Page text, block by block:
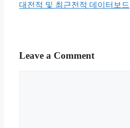
대전적 및 최근전적 데이터보드
Leave a Comment